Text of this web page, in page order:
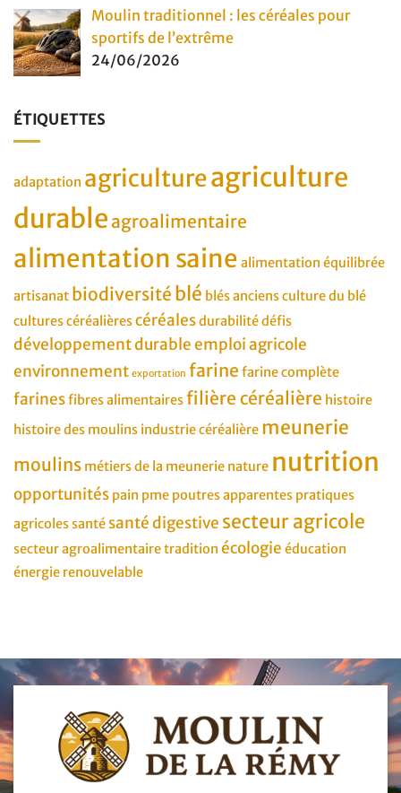
Moulin traditionnel : les céréales pour
sportifs de l’extrême
24/06/2026
ÉTIQUETTES
adaptation agricultureagriculture
durable agroalimentaire
alimentation saine alimentation équilibrée
artisanat biodiversité blé blés anciensculture du blé
cultures céréalièrescéréalesdurabilitédéfis
développement durableemploi agricole
environnement exportation farine farine complète
farinesfibres alimentairesfilière céréalière histoire
histoire des moulins industrie céréalière meunerie
moulins métiers de la meunerie nature nutrition
opportunités pain pme poutres apparentes pratiques
agricolessanté santé digestive secteur agricole
secteur agroalimentairetradition écologie éducation
énergie renouvelable